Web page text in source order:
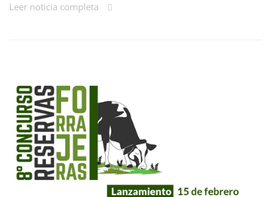
Leer noticia completa